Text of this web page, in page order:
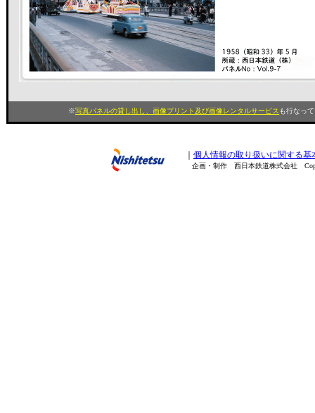
※写真パネルの貸し出し、画像プリント及び画像レンタルサービス も行なっ
個人情報の取り扱いに関する基
企画・制作 西日本鉄道株式会社